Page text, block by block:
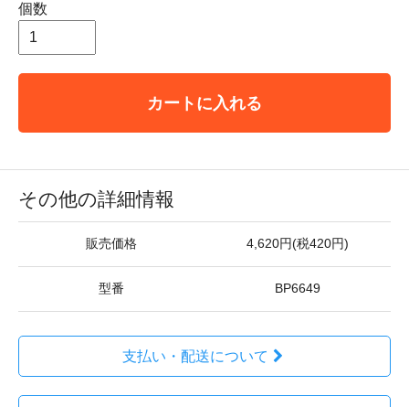
個数
カートに入れる
その他の詳細情報
販売価格 4,620円(税420円)
型番 BP6649
支払い・配送について